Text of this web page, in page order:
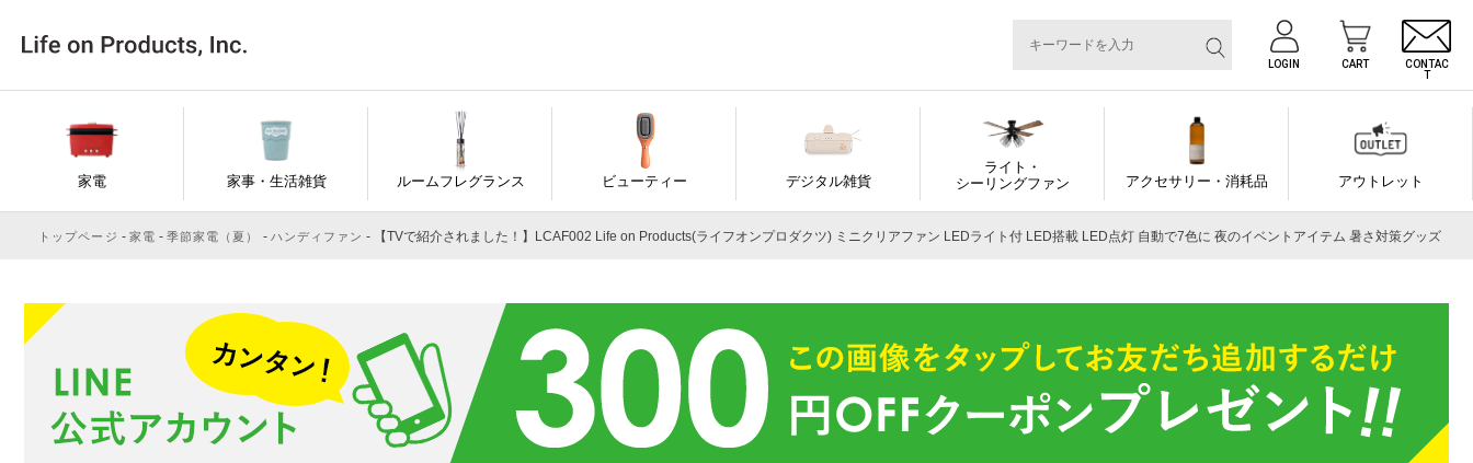
LOGIN CART
CONTAC
T
家電 家事・生活雑貨 ルームフレグランス ビューティー デジタル雑貨
ライト・
シーリングファン
アクセサリー・消耗品 アウトレット
トップページ 家電 季節家電（夏） ハンディファン 【TVで紹介されました！】LCAF002 Life on Products(ライフオンプロダクツ) ミニクリアファン LEDライト付 LED搭載 LED点灯 自動で7色に 夜のイベントアイテム 暑さ対策グッズ